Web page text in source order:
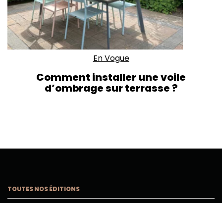
En Vogue
Comment installer une voile
d’ombrage sur terrasse ?
TOUTES NOS ÉDITIONS